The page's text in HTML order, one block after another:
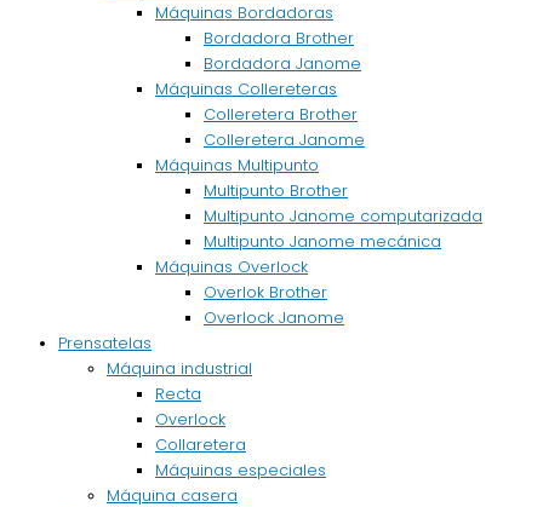
Máquinas Bordadoras
Bordadora Brother
Bordadora Janome
Máquinas Collereteras
Colleretera Brother
Colleretera Janome
Máquinas Multipunto
Multipunto Brother
Multipunto Janome computarizada
Multipunto Janome mecánica
Máquinas Overlock
Overlok Brother
Overlock Janome
Prensatelas
Máquina industrial
Recta
Overlock
Collaretera
Máquinas especiales
Máquina casera